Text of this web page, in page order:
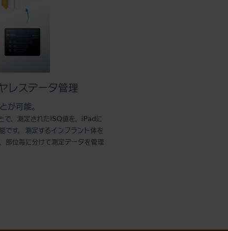
レスデータ管理
が可能。
で、測定されたISQ値を、iPadに
です。 測定するインプラント体を
部位毎に分けて測定データを管理